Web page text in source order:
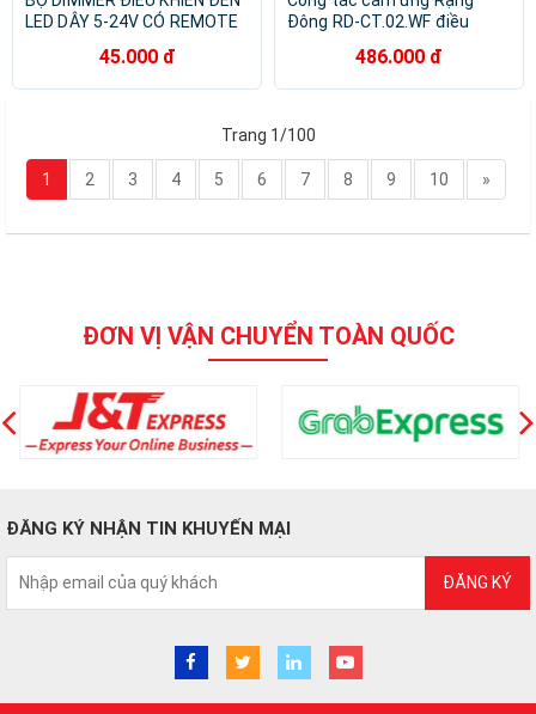
LED DÂY 5-24V CÓ REMOTE
45.000 đ
Đông RD-CT.02.WF điều
lực chống xước, 2 nút bấm -
Hàng chính hãng
486.000 đ
Trang 1/100
1 2 3 4 5 6 7 8 9 10 »
ĐƠN VỊ VẬN CHUYỂN TOÀN QUỐC
ĐĂNG KÝ NHẬN TIN KHUYẾN MẠI
ĐĂNG KÝ